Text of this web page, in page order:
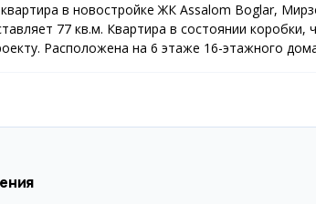
в новостройке ЖК Assalom Boglar,
77 кв.м. Квартира в состоянии коробки,
Расположена на 6 этаже 16-этажного